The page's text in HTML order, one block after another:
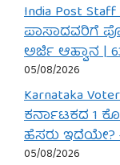
India Post
ಪಾಸಾದವರಿಗೆ
ಅರ್ಜಿ ಆಹ್ವಾನ |
05/08/2026
Karnataka
ಕರ್ನಾಟಕದ 1
ಹೆಸರು ಇದೆಯೇ?
05/08/2026